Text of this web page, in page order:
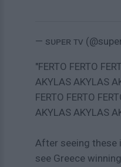
— sᴜᴘᴇʀ ᴛᴠ
"FERTO FERTO
AKYLAS AKYLAS
FERTO FERTO
AKYLAS AKYLAS
After seeing these
see Greece